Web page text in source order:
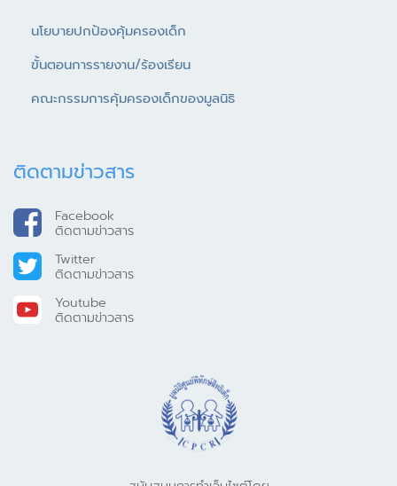
นโยบายปกป้องคุ้มครองเด็ก
ขั้นตอนการรายงาน/ร้องเรียน
คณะกรรมการคุ้มครองเด็กของมูลนิธิ
ติดตามข่าวสาร
Facebook
ติดตามข่าวสาร
Twitter
ติดตามข่าวสาร
Youtube
ติดตามข่าวสาร